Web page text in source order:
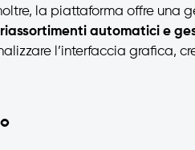
la piattaforma offre una
automatici e
l’interfaccia grafica,